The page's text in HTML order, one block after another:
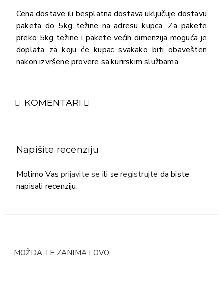
Cena dostave ili besplatna dostava uključuje dostavu
paketa do 5kg težine na adresu kupca. Za pakete
preko 5kg težine i pakete većih dimenzija moguća je
doplata za koju će kupac svakako biti obavešten
nakon izvršene provere sa kurirskim službama.
KOMENTARI
Napišite recenziju
Molimo Vasprijavite se ili seregistrujte da biste
napisali recenziju.
MOŽDA TE ZANIMA I OVO...